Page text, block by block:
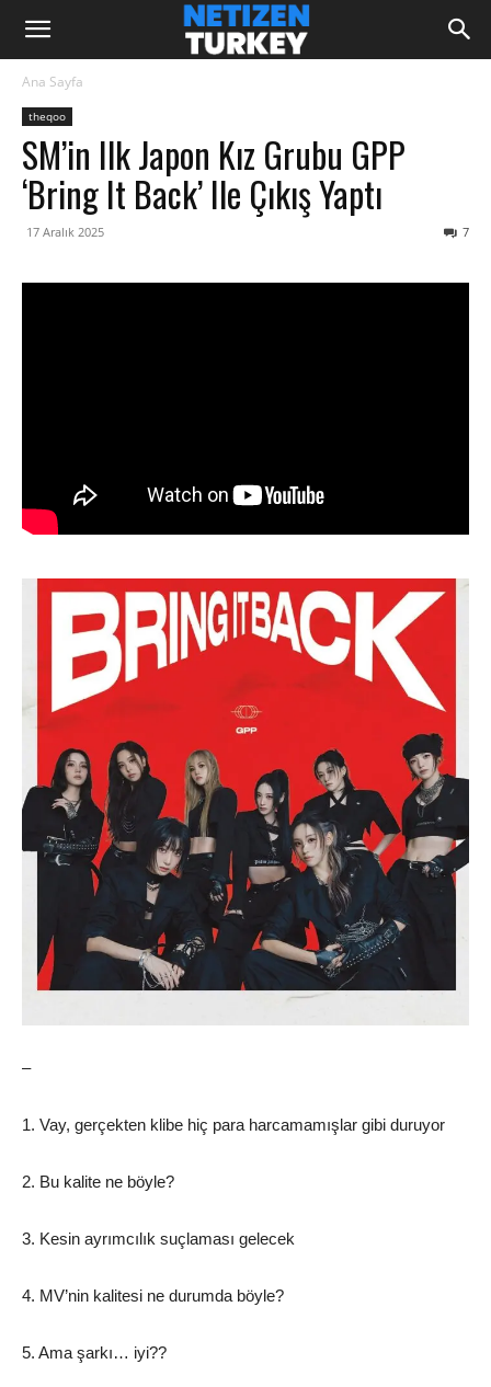
Ana Sayfa
theqoo
SM’in Ilk Japon Kız Grubu GPP
‘Bring It Back’ Ile Çıkış Yaptı
17 Aralık 2025 7
–
1. Vay, gerçekten klibe hiç para harcamamışlar gibi duruyor
2. Bu kalite ne böyle?
3. Kesin ayrımcılık suçlaması gelecek
4. MV’nin kalitesi ne durumda böyle?
5. Ama şarkı… iyi??